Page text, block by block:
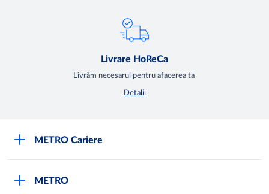
Livrare HoReCa
Livrăm necesarul pentru afacerea ta
Detalii
METRO Cariere
METRO